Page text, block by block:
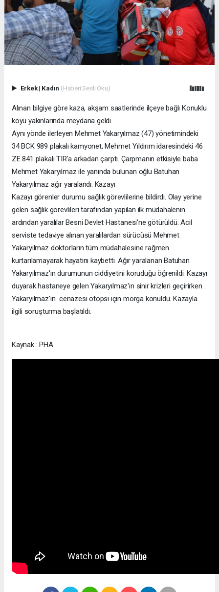
Erkek| Kadın (Haberi Sesli Oku)
Alınan bilgiye göre kaza, akşam saatlerinde ilçeye bağlı Konuklu
köyü yakınlarında meydana geldi.
Aynı yönde ilerleyen Mehmet Yakaryılmaz (47) yönetimindeki
34 BCK 989 plakalı kamyonet, Mehmet Yıldırım idaresindeki 46
ZE 841 plakalı TIR'a arkadan çarptı. Çarpmanın etkisiyle baba
Mehmet Yakaryılmaz ile yanında bulunan oğlu Batuhan
Yakaryılmaz ağır yaralandı. Kazayı
Kazayı görenler durumu sağlık görevlilerine bildirdi. Olay yerine
gelen sağlık görevlileri tarafından yapılan ilk müdahalenin
ardından yaralılar Besni Devlet Hastanesi'ne götürüldü. Acil
serviste tedaviye alınan yaralılardan sürücüsü Mehmet
Yakaryılmaz doktorların tüm müdahalesine rağmen
kurtarılamayarak hayatını kaybetti. Ağır yaralanan Batuhan
Yakaryılmaz'ın durumunun ciddiyetini koruduğu öğrenildi. Kazayı
duyarak hastaneye gelen Yakaryılmaz'ın sinir krizleri geçirirken
Yakaryılmaz'ın cenazesi otopsi için morga konuldu. Kazayla
ilgili soruşturma başlatıldı.
Kaynak : PHA